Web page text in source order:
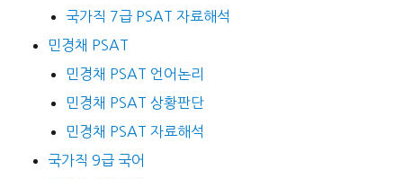
국가직 7급 PSAT 자료해석
민경채 PSAT
민경채 PSAT 언어논리
민경채 PSAT 상황판단
민경채 PSAT 자료해석
국가직 9급 국어